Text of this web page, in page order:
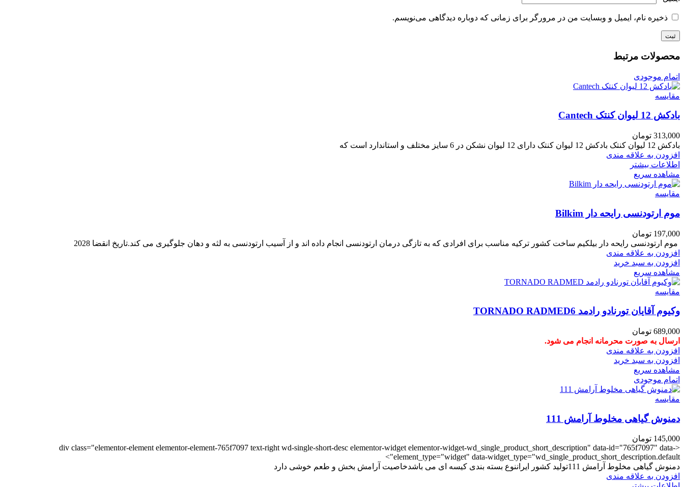
ذخیره نام، ایمیل و وبسایت من در مرورگر برای زمانی که دوباره دیدگاهی می‌نویسم.
محصولات مرتبط
اتمام موجودی
مقایسه
بادکش 12 لیوان کنتک Cantech
313,000 تومان
بادکش 12 لیوان کنتک بادکش 12 لیوان کنتک دارای 12 لیوان نشکن در 6 سایز مختلف و استاندارد است که
افزودن به علاقه مندی
اطلاعات بیشتر
مشاهده سریع
مقایسه
موم ارتودنسی رایحه دار Bilkim
197,000 تومان
موم ارتودنسی رایحه دار بیلکیم ساخت کشور ترکیه مناسب برای افرادی که به تازگی درمان ارتودنسی انجام داده اند و از آسیب ارتودنسی به لثه و دهان جلوگیری می کند.تاریخ انقضا 2028
افزودن به علاقه مندی
افزودن به سبد خرید
مشاهده سریع
مقایسه
وکیوم آقایان تورنادو رادمد TORNADO RADMED6
689,000 تومان
ارسال به صورت محرمانه انجام می شود.
افزودن به علاقه مندی
افزودن به سبد خرید
مشاهده سریع
اتمام موجودی
مقایسه
دمنوش گیاهی مخلوط آرامش 111
145,000 تومان
<div class="elementor-element elementor-element-765f7097 text-right wd-single-short-desc elementor-widget elementor-widget-wd_single_product_short_description" data-id="765f7097" data-
element_type="widget" data-widget_type="wd_single_product_short_description.default">
دمنوش گیاهی مخلوط آرامش 111تولید کشور ایراننوع بسته بندی کیسه ای می باشدخاصیت آرامش بخش و طعم خوشی دارد
افزودن به علاقه مندی